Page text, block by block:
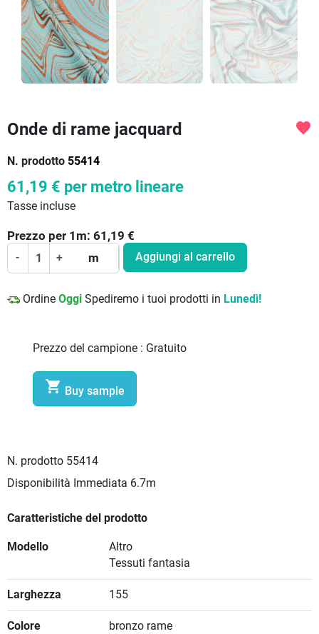
Onde di rame jacquard
N. prodotto 55414
favorite
61,19 € per metro lineare
Tasse incluse
Prezzo per 1 m: 61,19 €
- + m Aggiungi al carrello
Ordine Oggi Spediremo i tuoi prodotti in Lunedì!
Prezzo del campione : Gratuito
 Buy sample
N. prodotto 55414
Disponibilità Immediata 6.7m
Caratteristiche del prodotto
Modello
Altro
Tessuti fantasia
Larghezza 155
Colore bronzo rame